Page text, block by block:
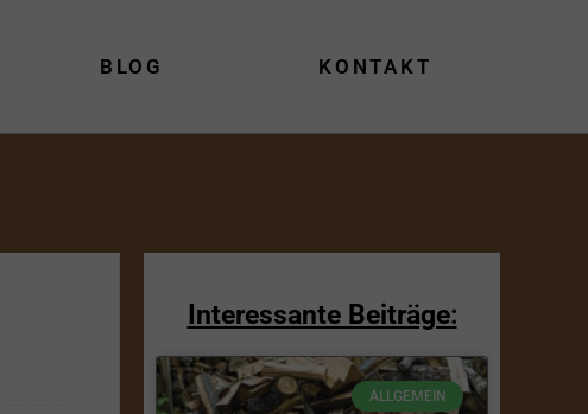
BLOG KONTAKT
Interessante Beiträge:
ALLGEMEIN